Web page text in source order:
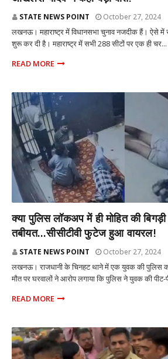
STATE NEWS POINT October 27, 2024
लखनऊ। महाराष्ट्र में विधानसभा चुनाव नजदीक हैं। ऐसे में
शुरू कर दी है। महाराष्ट्र में सभी 288 सीटों पर एक ही चर...
READ MORE
क्या पुलिस लॉकअप में ही मोहित की बिगड़ी
तबीयत...सीसीटीवी फुटेज हुआ वायरल!
STATE NEWS POINT October 27, 2024
लखनऊ। राजधानी के चिनहट थाने में एक युवक की पुलिस
मौत पर घरवालों ने आरोप लगाया कि पुलिस ने युवक की पीट-
READ MORE